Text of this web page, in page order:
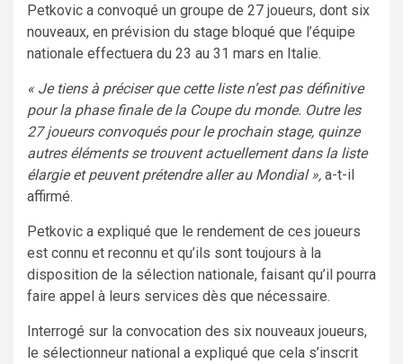
Petkovic a convoqué un groupe de 27 joueurs, dont six
nouveaux, en prévision du stage bloqué que l’équipe
nationale effectuera du 23 au 31 mars en Italie.
« Je tiens à préciser que cette liste n’est pas définitive
pour la phase finale de la Coupe du monde. Outre les
27 joueurs convoqués pour le prochain stage, quinze
autres éléments se trouvent actuellement dans la liste
élargie et peuvent prétendre aller au Mondial », a-t-il
affirmé.
Petkovic a expliqué que le rendement de ces joueurs
est connu et reconnu et qu’ils sont toujours à la
disposition de la sélection nationale, faisant qu’il pourra
faire appel à leurs services dès que nécessaire.
Interrogé sur la convocation des six nouveaux joueurs,
le sélectionneur national a expliqué que cela s’inscrit